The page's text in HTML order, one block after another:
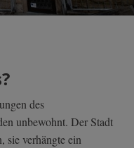
des
unbewohnt. Der Stadt
sie verhängte ein